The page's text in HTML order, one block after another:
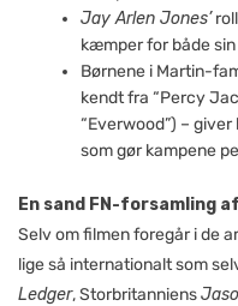
Jay Arlen Jones’
kæmper for både
Børnene i Martin-
kendt fra “Percy
“Everwood”) –
som gør kampene
En sand FN-forsamling
Selv om filmen foregår i de
lige så internationalt som
Ledger, Storbritanniens